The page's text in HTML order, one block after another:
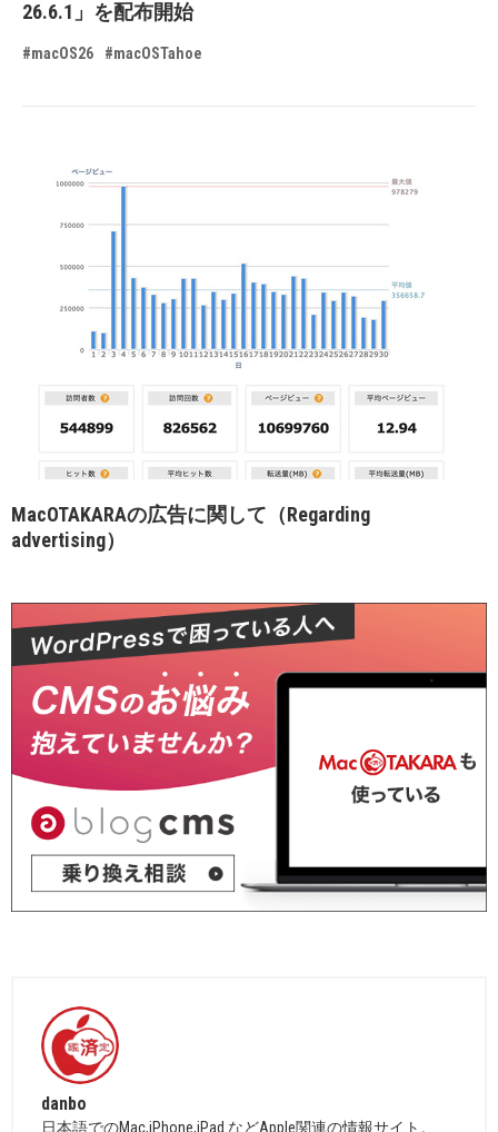
26.6.1」を配布開始
#macOS26 #macOSTahoe
MacOTAKARAの広告に関して（Regarding
advertising）
danbo
日本語でのMac,iPhone,iPad などApple関連の情報サイト。